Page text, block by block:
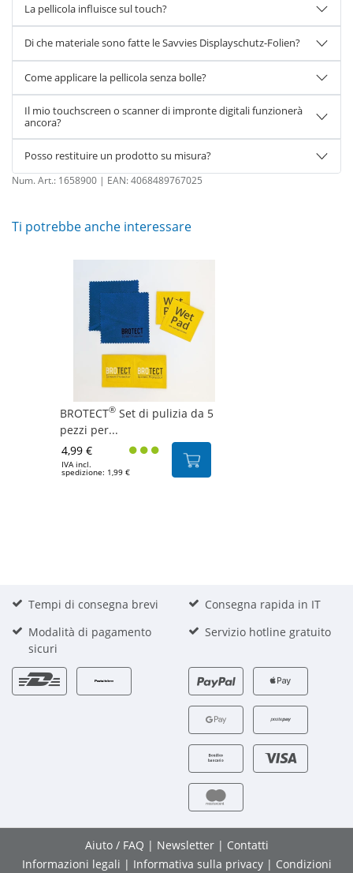
La pellicola influisce sul touch?
Di che materiale sono fatte le Savvies Displayschutz-Folien?
Come applicare la pellicola senza bolle?
Il mio touchscreen o scanner di impronte digitali funzionerà
ancora?
Posso restituire un prodotto su misura?
Num. Art.: 1658900 | EAN:4068489767025
Ti potrebbe anche interessare
BROTECT® Set di pulizia da 5
pezzi per...
4,99 €
IVA incl.
spedizione: 1,99 €
Tempi di consegna brevi
Consegna rapida in IT
Modalità di pagamento
sicuri
Servizio hotline gratuito
Aiuto / FAQ | Newsletter | Contatti
Informazioni legali | Informativa sulla privacy | Condizioni